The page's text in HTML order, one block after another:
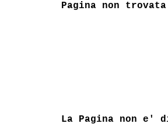
Pagina non trovata
La Pagina non e'